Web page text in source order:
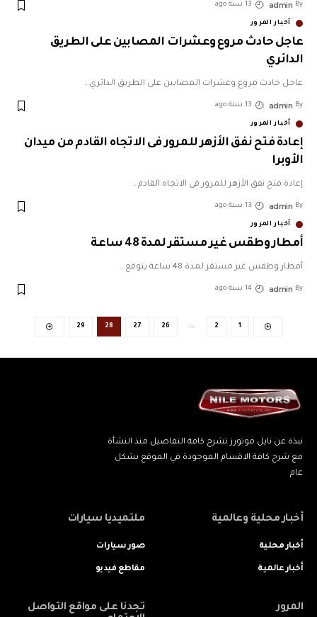
By
admin 13 سنة ago
أخبار المرور
عاجل حادث مروع وعشرات المصابين على الطريق
الدائري
عاجل حادث مروع وعشرات المصابين على الطريق الدائري…
By
admin 13 سنة ago
أخبار المرور
إعادة فتح نفق الأزهر للمرور فى الاتجاه القادم من ميدان
الأوبرا
إعادة فتح نفق الأزهر للمرور فى الاتجاه القادم…
By
admin 13 سنة ago
أخبار المرور
أمطار وطقس غير مستقر لمدة 48 ساعة
أمطار وطقس غير مستقر لمدة 48 ساعة يتوقع …
By
admin 14 سنة ago
1
2
…
26
27
28
29
نبذة عن نايل موتورز تشرح كافة التفاصيل منذ النشأة
مع شرح كافة الاقسام الموجودة في الموقع بشكل
عام
أخبار محلية وعالمية
أخبار محلية
أخبار عالمية
ملتميديا سيارات
صور سيارات
مقاطع فيديو
المرور
تجدنا على مواقع التواصل